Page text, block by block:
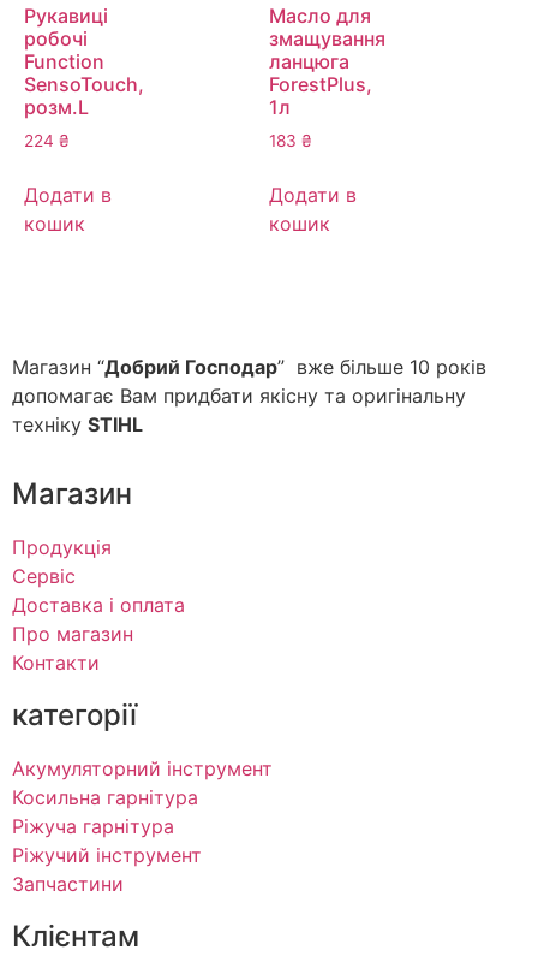
Рукавиці
робочі
Function
SensoTouch,
розм.L
224 ₴
Додати в
кошик
Масло для
змащування
ланцюга
ForestPlus,
1л
183 ₴
Додати в
кошик
Магазин “Добрий Господар” вже більше 10 років
допомагає Вам придбати якісну та оригінальну
техніку STIHL
Магазин
Продукція
Сервіс
Доставка і оплата
Про магазин
Контакти
категорії
Акумуляторний інструмент
Косильна гарнітура
Ріжуча гарнітура
Ріжучий інструмент
Запчастини
Клієнтам